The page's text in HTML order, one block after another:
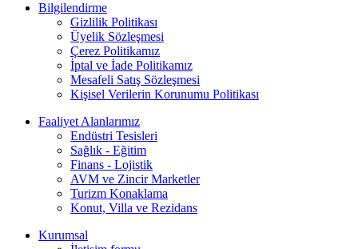
Bilgilendirme
Gizlilik Politikası
Üyelik Sözleşmesi
Çerez Politikamız
İptal ve İade Politikamız
Mesafeli Satış Sözleşmesi
Kişisel Verilerin Korunumu Politikası
Faaliyet Alanlarımız
Endüstri Tesisleri
Sağlık - Eğitim
Finans - Lojistik
AVM ve Zincir Marketler
Turizm Konaklama
Konut, Villa ve Rezidans
Kurumsal